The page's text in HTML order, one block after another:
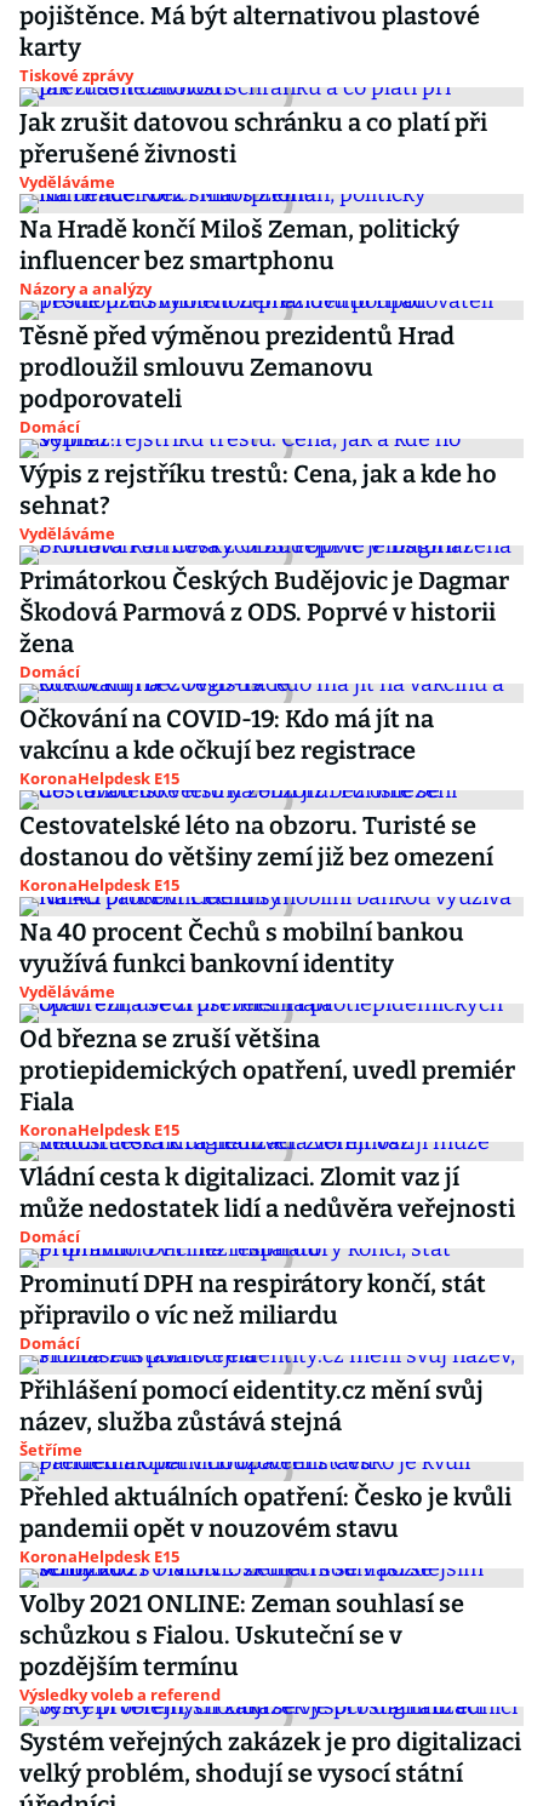
pojištěnce. Má být alternativou plastové
karty
Tiskové zprávy
Jak zrušit datovou schránku a co platí při
přerušené živnosti
Vyděláváme
Na Hradě končí Miloš Zeman, politický
influencer bez smartphonu
Názory a analýzy
Těsně před výměnou prezidentů Hrad
prodloužil smlouvu Zemanovu
podporovateli
Domácí
Výpis z rejstříku trestů: Cena, jak a kde ho
sehnat?
Vyděláváme
Primátorkou Českých Budějovic je Dagmar
Škodová Parmová z ODS. Poprvé v historii
žena
Domácí
Očkování na COVID-19: Kdo má jít na
vakcínu a kde očkují bez registrace
KoronaHelpdesk E15
Cestovatelské léto na obzoru. Turisté se
dostanou do většiny zemí již bez omezení
KoronaHelpdesk E15
Na 40 procent Čechů s mobilní bankou
využívá funkci bankovní identity
Vyděláváme
Od března se zruší většina
protiepidemických opatření, uvedl premiér
Fiala
KoronaHelpdesk E15
Vládní cesta k digitalizaci. Zlomit vaz jí
může nedostatek lidí a nedůvěra veřejnosti
Domácí
Prominutí DPH na respirátory končí, stát
připravilo o víc než miliardu
Domácí
Přihlášení pomocí eidentity.cz mění svůj
název, služba zůstává stejná
Šetříme
Přehled aktuálních opatření: Česko je kvůli
pandemii opět v nouzovém stavu
KoronaHelpdesk E15
Volby 2021 ONLINE: Zeman souhlasí se
schůzkou s Fialou. Uskuteční se v
pozdějším termínu
Výsledky voleb a referend
Systém veřejných zakázek je pro digitalizaci
velký problém, shodují se vysocí státní